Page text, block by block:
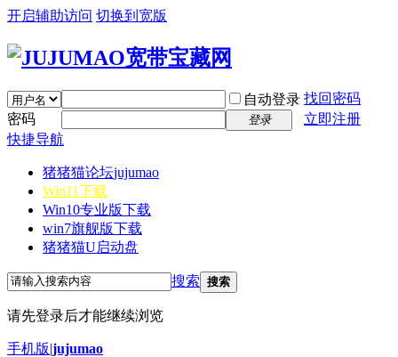
开启辅助访问 切换到宽版
自动登录 找回密码
密码
登录
立即注册
快捷导航
猪猪猫论坛jujumao
Win11下载
Win10专业版下载
win7旗舰版下载
猪猪猫U启动盘
搜索 搜索
请先登录后才能继续浏览
手机版|jujumao